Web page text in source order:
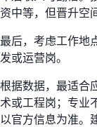
资中等，但晋升空
最后，考虑工作地
发或运营岗。
根据数据，最适合
术或工程岗；专业
以官方信息为准。